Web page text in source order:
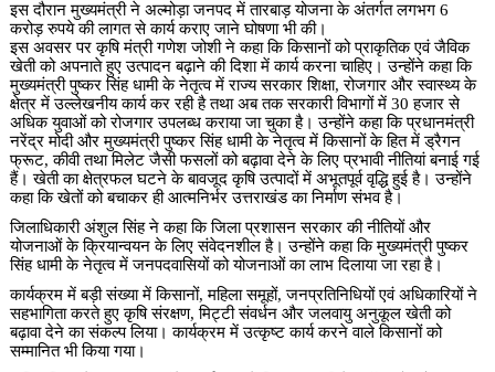
इस दौरान मुख्यमंत्री ने अल्मोड़ा जनपद में तारबाड़ योजना के अंतर्गत लगभग 6
करोड़ रुपये की लागत से कार्य कराए जाने घोषणा भी की।
इस अवसर पर कृषि मंत्री गणेश जोशी ने कहा कि किसानों को प्राकृतिक एवं जैविक
खेती को अपनाते हुए उत्पादन बढ़ाने की दिशा में कार्य करना चाहिए। उन्होंने कहा कि
मुख्यमंत्री पुष्कर सिंह धामी के नेतृत्व में राज्य सरकार शिक्षा, रोजगार और स्वास्थ्य के
क्षेत्र में उल्लेखनीय कार्य कर रही है तथा अब तक सरकारी विभागों में 30 हजार से
अधिक युवाओं को रोजगार उपलब्ध कराया जा चुका है। उन्होंने कहा कि प्रधानमंत्री
नरेंद्र मोदी और मुख्यमंत्री पुष्कर सिंह धामी के नेतृत्व में किसानों के हित में ड्रैगन
फ्रूट, कीवी तथा मिलेट जैसी फसलों को बढ़ावा देने के लिए प्रभावी नीतियां बनाई गई
हैं। खेती का क्षेत्रफल घटने के बावजूद कृषि उत्पादों में अभूतपूर्व वृद्धि हुई है। उन्होंने
कहा कि खेतों को बचाकर ही आत्मनिर्भर उत्तराखंड का निर्माण संभव है।
जिलाधिकारी अंशुल सिंह ने कहा कि जिला प्रशासन सरकार की नीतियों और
योजनाओं के क्रियान्वयन के लिए संवेदनशील है। उन्होंने कहा कि मुख्यमंत्री पुष्कर
सिंह धामी के नेतृत्व में जनपदवासियों को योजनाओं का लाभ दिलाया जा रहा है।
कार्यक्रम में बड़ी संख्या में किसानों, महिला समूहों, जनप्रतिनिधियों एवं अधिकारियों ने
सहभागिता करते हुए कृषि संरक्षण, मिट्टी संवर्धन और जलवायु अनुकूल खेती को
बढ़ावा देने का संकल्प लिया। कार्यक्रम में उत्कृष्ट कार्य करने वाले किसानों को
सम्मानित भी किया गया।